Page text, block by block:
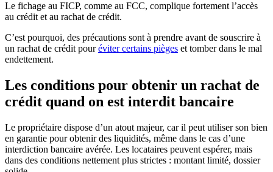
Le fichage au FICP, comme au FCC, complique fortement l’accès
au crédit et au rachat de crédit.​
C’est pourquoi, des précautions sont à prendre avant de souscrire à
un rachat de crédit pouréviter certains pièges et tomber dans le mal
endettement.
Les conditions pour obtenir un rachat de
crédit quand on est interdit bancaire
Le propriétaire dispose d’un atout majeur, car il peut utiliser son bien
en garantie pour obtenir des liquidités, même dans le cas d’une
interdiction bancaire avérée. Les locataires peuvent espérer, mais
dans des conditions nettement plus strictes : montant limité, dossier